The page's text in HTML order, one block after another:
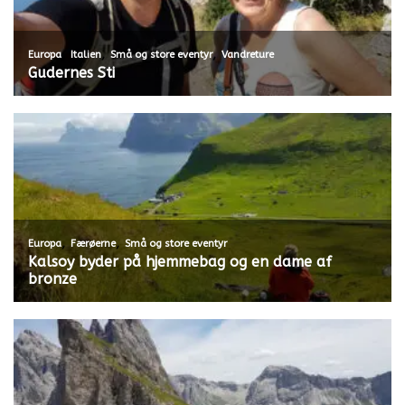
Europa, Italien,Små og store eventyr, Vandreture
Gudernes Sti
Europa, Færøerne, Små og store eventyr
Kalsoy byder på hjemmebag og en dame af
bronze